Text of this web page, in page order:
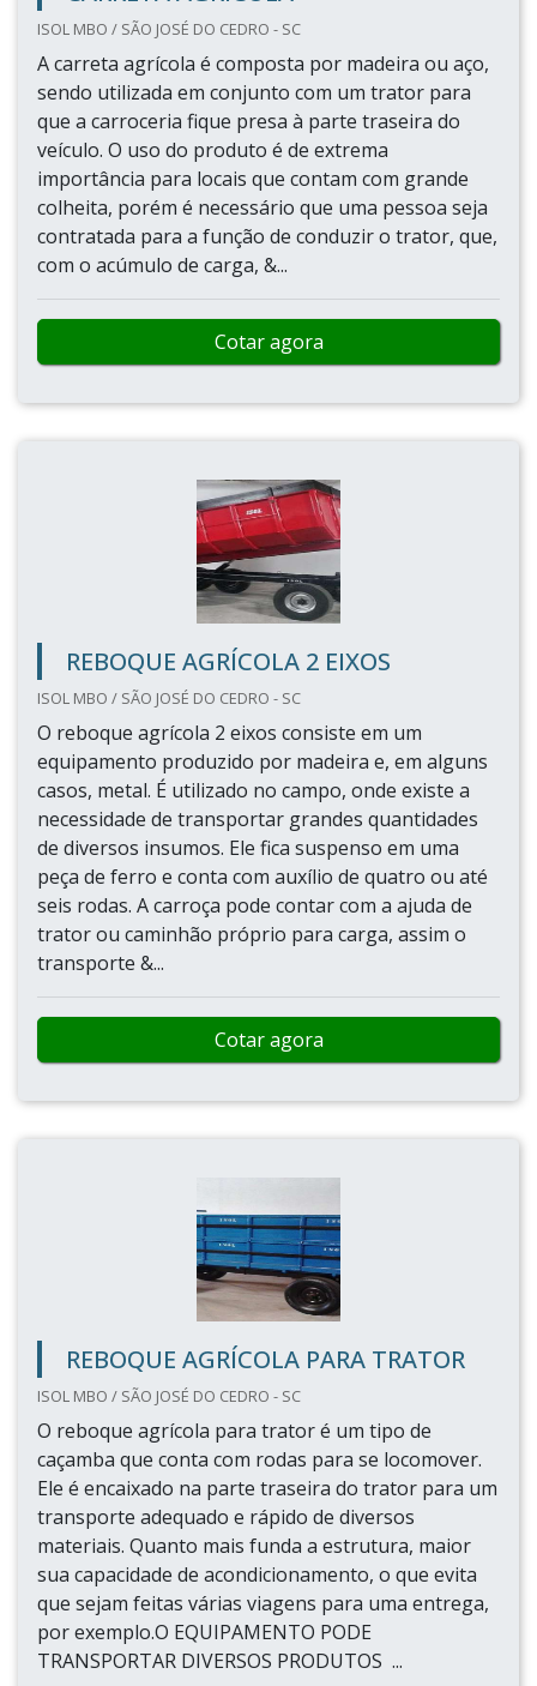
ISOL MBO / SÃO JOSÉ DO CEDRO - SC
A carreta agrícola é composta por madeira ou aço,
sendo utilizada em conjunto com um trator para
que a carroceria fique presa à parte traseira do
veículo. O uso do produto é de extrema
importância para locais que contam com grande
colheita, porém é necessário que uma pessoa seja
contratada para a função de conduzir o trator, que,
com o acúmulo de carga, &...
Cotar agora
REBOQUE AGRÍCOLA 2 EIXOS
ISOL MBO / SÃO JOSÉ DO CEDRO - SC
O reboque agrícola 2 eixos consiste em um
equipamento produzido por madeira e, em alguns
casos, metal. É utilizado no campo, onde existe a
necessidade de transportar grandes quantidades
de diversos insumos. Ele fica suspenso em uma
peça de ferro e conta com auxílio de quatro ou até
seis rodas. A carroça pode contar com a ajuda de
trator ou caminhão próprio para carga, assim o
transporte &...
Cotar agora
REBOQUE AGRÍCOLA PARA TRATOR
ISOL MBO / SÃO JOSÉ DO CEDRO - SC
O reboque agrícola para trator é um tipo de
caçamba que conta com rodas para se locomover.
Ele é encaixado na parte traseira do trator para um
transporte adequado e rápido de diversos
materiais. Quanto mais funda a estrutura, maior
sua capacidade de acondicionamento, o que evita
que sejam feitas várias viagens para uma entrega,
por exemplo.O EQUIPAMENTO PODE
TRANSPORTAR DIVERSOS PRODUTOS ...